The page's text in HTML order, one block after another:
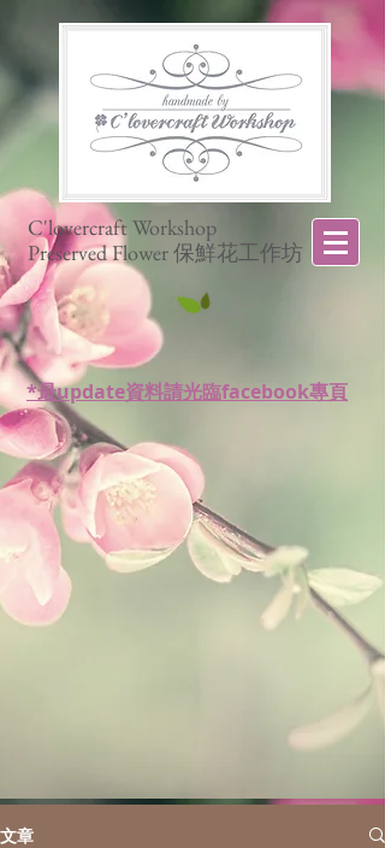
C'lovercraft Workshop
Preserved Flower 保鮮花工作坊
*最update資料請光臨facebook專頁
文章